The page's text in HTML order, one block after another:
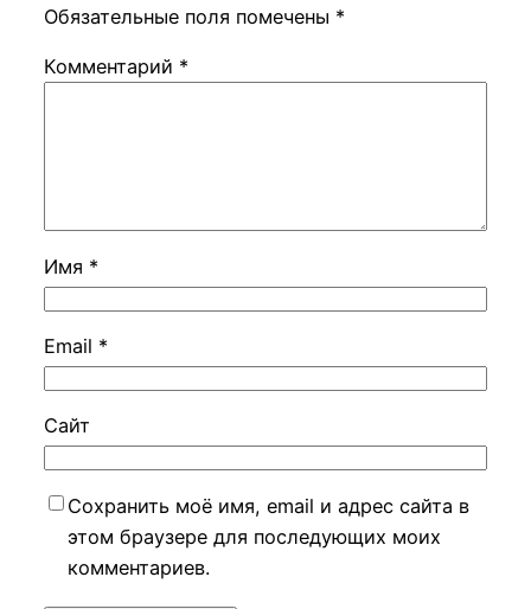
Обязательные поля помечены *
Комментарий *
Имя *
Email *
Сайт
Сохранить моё имя, email и адрес сайта в
этом браузере для последующих моих
комментариев.